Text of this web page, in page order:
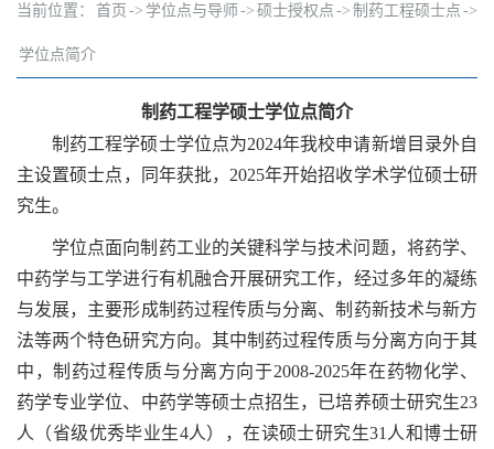
当前位置： 首页 -> 学位点与导师-> 硕士授权点 -> 制药工程硕士点 ->
学位点简介
制药工程学硕士学位点简介
制药工程学硕士学位点为2024年我校申请新增目录外自
主设置硕士点，同年获批，2025年开始招收学术学位硕士研
究生。
学位点面向制药工业的关键科学与技术问题，将药学、
中药学与工学进行有机融合开展研究工作，经过多年的凝练
与发展，主要形成制药过程传质与分离、制药新技术与新方
法等两个特色研究方向。其中制药过程传质与分离方向于其
中，制药过程传质与分离方向于2008-2025年在药物化学、
药学专业学位、中药学等硕士点招生，已培养硕士研究生23
人（省级优秀毕业生4人），在读硕士研究生31人和博士研